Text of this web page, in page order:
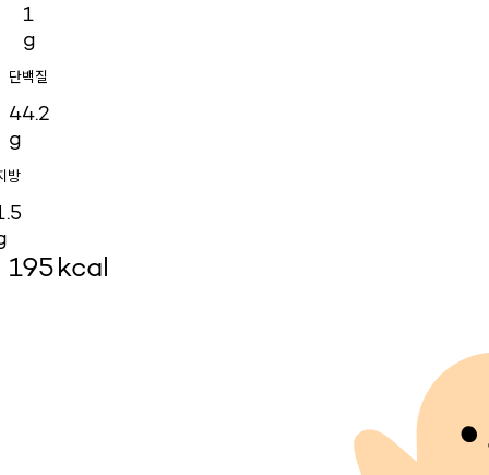
1
g
단백질
44.2
g
방
195kcal